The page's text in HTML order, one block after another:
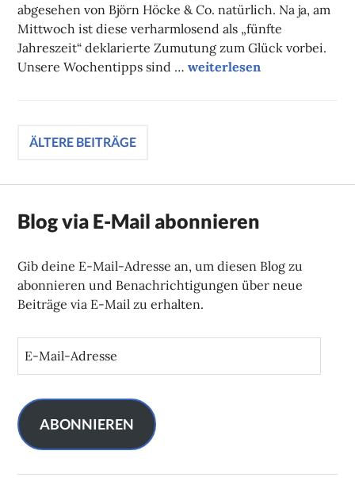
abgesehen von Björn Höcke & Co. natürlich. Na ja, am
Mittwoch ist diese verharmlosend als „fünfte
Jahreszeit“ deklarierte Zumutung zum Glück vorbei.
Unsere Wochentipps sind …Unsere Tipps der Woche
weiterlesen
Beitragsnavigation
ÄLTERE BEITRÄGE
Blog via E-Mail abonnieren
Gib deine E-Mail-Adresse an, um diesen Blog zu
abonnieren und Benachrichtigungen über neue
Beiträge via E-Mail zu erhalten.
i
l
A
ABONNIEREN